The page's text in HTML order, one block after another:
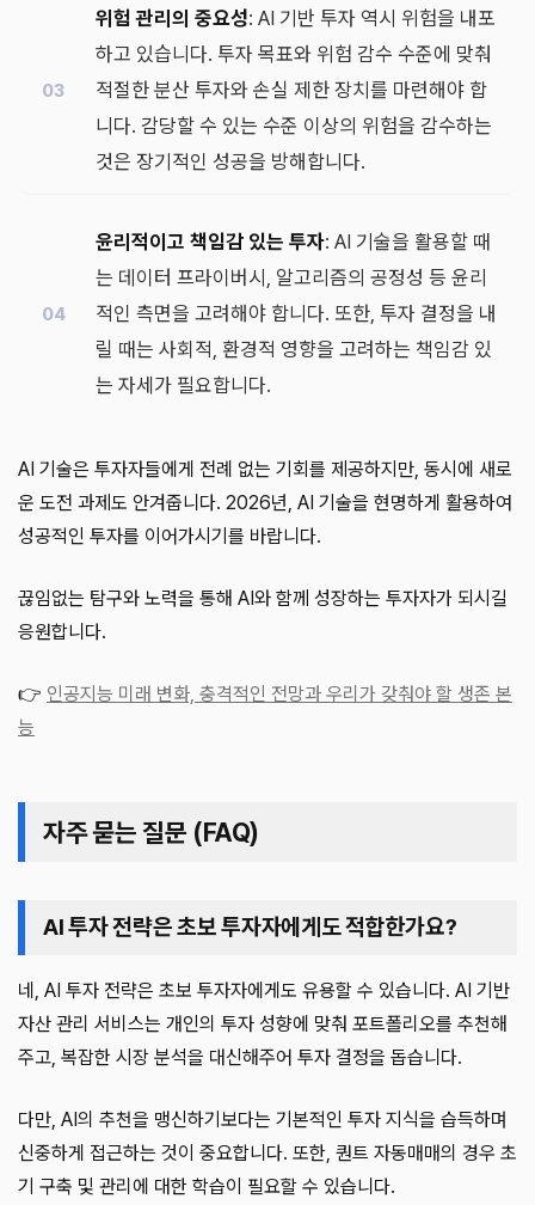
위험 관리의 중요성: AI 기반 투자 역시 위험을 내포
하고 있습니다. 투자 목표와 위험 감수 수준에 맞춰
적절한 분산 투자와 손실 제한 장치를 마련해야 합
니다. 감당할 수 있는 수준 이상의 위험을 감수하는
것은 장기적인 성공을 방해합니다.
윤리적이고 책임감 있는 투자: AI 기술을 활용할 때
는 데이터 프라이버시, 알고리즘의 공정성 등 윤리
적인 측면을 고려해야 합니다. 또한, 투자 결정을 내
릴 때는 사회적, 환경적 영향을 고려하는 책임감 있
는 자세가 필요합니다.
AI 기술은 투자자들에게 전례 없는 기회를 제공하지만, 동시에 새로
운 도전 과제도 안겨줍니다. 2026년, AI 기술을 현명하게 활용하여
성공적인 투자를 이어가시기를 바랍니다.
끊임없는 탐구와 노력을 통해 AI와 함께 성장하는 투자자가 되시길
응원합니다.
👉 인공지능 미래 변화, 충격적인 전망과 우리가 갖춰야 할 생존 본
능
자주 묻는 질문 (FAQ)
AI 투자 전략은 초보 투자자에게도 적합한가요?
네, AI 투자 전략은 초보 투자자에게도 유용할 수 있습니다. AI 기반
자산 관리 서비스는 개인의 투자 성향에 맞춰 포트폴리오를 추천해
주고, 복잡한 시장 분석을 대신해주어 투자 결정을 돕습니다.
다만, AI의 추천을 맹신하기보다는 기본적인 투자 지식을 습득하며
신중하게 접근하는 것이 중요합니다. 또한, 퀀트 자동매매의 경우 초
기 구축 및 관리에 대한 학습이 필요할 수 있습니다.